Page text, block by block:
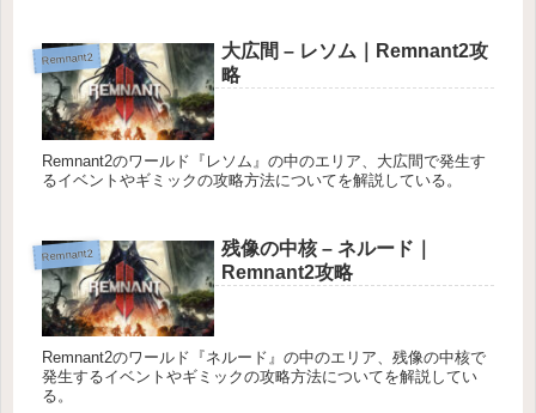
Remnant2
大広間 – レソム｜Remnant2攻
略
Remnant2のワールド『レソム』の中のエリア、大広間で発生す
るイベントやギミックの攻略方法についてを解説している。
Remnant2
残像の中核 – ネルード｜
Remnant2攻略
Remnant2のワールド『ネルード』の中のエリア、残像の中核で
発生するイベントやギミックの攻略方法についてを解説してい
る。